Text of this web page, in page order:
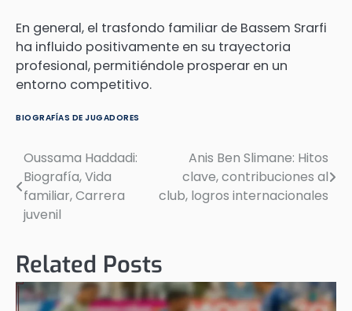
En general, el trasfondo familiar de Bassem Srarfi
ha influido positivamente en su trayectoria
profesional, permitiéndole prosperar en un
entorno competitivo.
BIOGRAFÍAS DE JUGADORES
Post
navigation
Oussama Haddadi:
Biografía, Vida
familiar, Carrera
juvenil
Anis Ben Slimane: Hitos
clave, contribuciones al
club, logros internacionales
Related Posts